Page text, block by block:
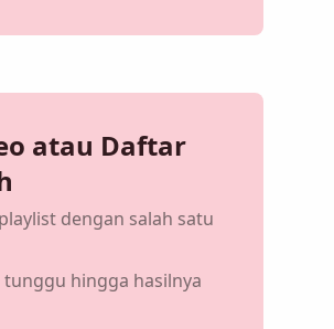
Daftar Putar
dengan salah satu
hingga hasilnya